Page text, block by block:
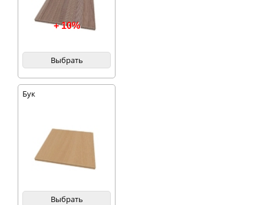
+ 10%
Выбрать
Бук
Выбрать